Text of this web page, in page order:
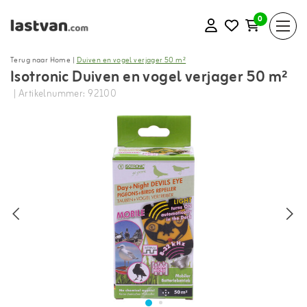
0
Terug naar Home |Duiven en vogel verjager 50 m²
Isotronic Duiven en vogel verjager 50 m²
| Artikelnummer: 92100